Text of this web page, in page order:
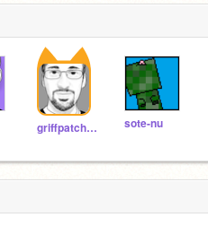
griffpatch_tutor sote-nu